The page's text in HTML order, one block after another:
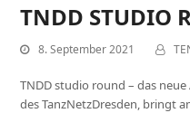
TNDD STUDIO
8. September 2021
TNDD studio round – das
des TanzNetzDresden, bringt